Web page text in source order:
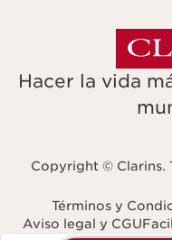
Hacer la vida
Copyright © Clarins.
Términos y
Aviso legal y CGU
Navigates to